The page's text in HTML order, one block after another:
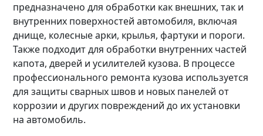
предназначено для обработки как внешних, так и
внутренних поверхностей автомобиля, включая
днище, колесные арки, крылья, фартуки и пороги.
Также подходит для обработки внутренних частей
капота, дверей и усилителей кузова. В процессе
профессионального ремонта кузова используется
для защиты сварных швов и новых панелей от
коррозии и других повреждений до их установки
на автомобиль.